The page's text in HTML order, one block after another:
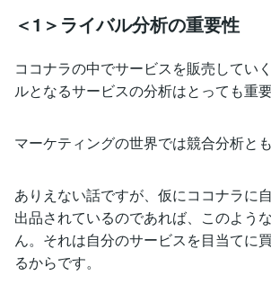
＜1＞ライバル分析の重要性
ココナラの中でサービスを販売してい
ルとなるサービスの分析はとっても重要
マーケティングの世界では競合分析と
ありえない話ですが、仮にココナラに
出品されているのであれば、このよう
ん。それは自分のサービスを目当てに
るからです。